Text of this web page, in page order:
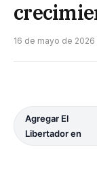
16 de mayo de 2026
Agregar El
Libertador en